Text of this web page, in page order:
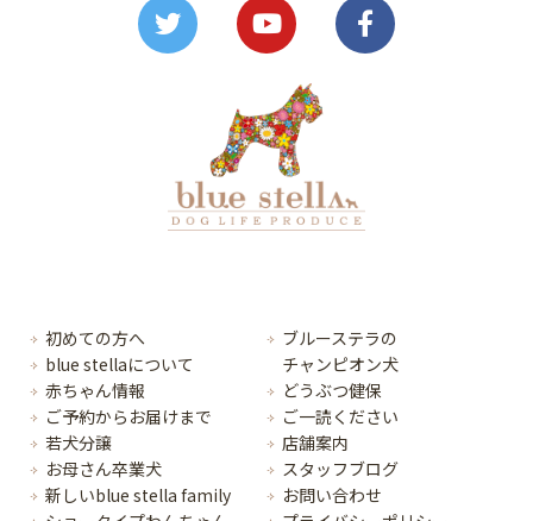
初めての方へ
blue stellaについて
赤ちゃん情報
ご予約からお届けまで
若犬分譲
お母さん卒業犬
新しいblue stella family
ブルーステラの
チャンピオン犬
どうぶつ健保
ご一読ください
店舗案内
スタッフブログ
お問い合わせ